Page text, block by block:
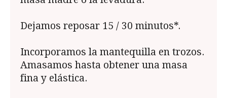
Dejamos reposar 15 / 30 minutos*.
Incorporamos la mantequilla en trozos.
Amasamos hasta obtener una masa
fina y elástica.